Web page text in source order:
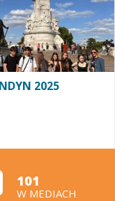
2025
101
W MEDIACH